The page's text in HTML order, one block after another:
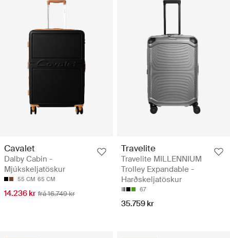
Cavalet
Dalby Cabin -
Mjúkskeljatöskur
55 CM 65 CM
14.236 kr frá 16.749 kr
Travelite
Travelite MILLENNIUM
Trolley Expandable -
Harðskeljatöskur
67
35.759 kr